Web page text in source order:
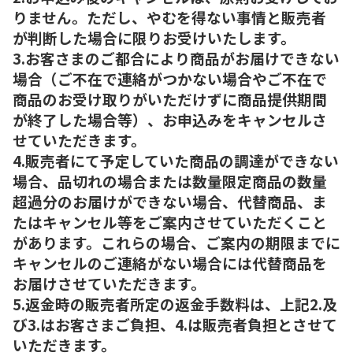
りません。ただし、やむを得ない事情と販売者
が判断した場合に限りお受けいたします。
3.お客さまのご都合により商品がお届けできない
場合（ご不在で連絡がつかない場合やご不在で
商品のお受け取りがいただけずに商品提供期間
が終了した場合等）、お申込みをキャンセルさ
せていただきます。
4.販売者にて予定していた商品の調達ができない
場合、品切れの場合または数量限定商品の数量
超過分のお届けができない場合、代替商品、ま
たはキャンセル等をご案内させていただくこと
があります。これらの場合、ご案内の期限までに
キャンセルのご連絡がない場合には代替商品を
お届けさせていただきます。
5.返金時の販売者所定の返金手数料は、上記2.及
び3.はお客さまご負担、4.は販売者負担とさせて
いただきます。